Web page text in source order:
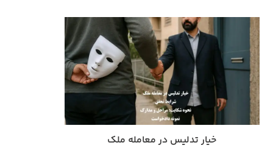
خیار تدلیس در معامله ملک